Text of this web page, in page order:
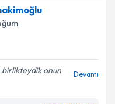
için randevu
uzmandan randevu
e-posta ile
birlikteydik onun
Devamı